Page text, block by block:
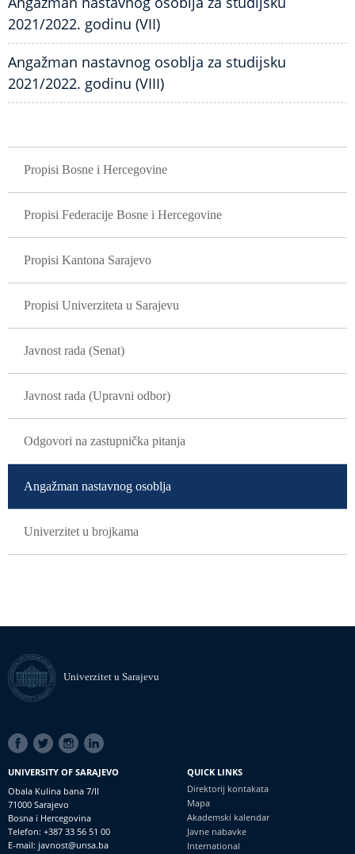
2021/2022. godinu (VII)
Angažman nastavnog osoblja za studijsku
2021/2022. godinu (VIII)
Propisi Bosne i Hercegovine
Propisi Federacije Bosne i Hercegovine
Propisi Kantona Sarajevo
Propisi Univerziteta u Sarajevu
Javnost rada (Senat)
Javnost rada (Upravni odbor)
Odgovori na zastupnička pitanja
Angažman nastavnog osoblja
Univerzitet u brojkama
Univerzitet u Sarajevu
SOCIAL
LINKS
UNIVERSITY OF SARAJEVO
Obala Kulina bana 7/II
71000 Sarajevo
Bosna i Hercegovina
Telefon: +387 33 56 51 00
E-mail: javnost@unsa.ba
QUICK LINKS
Direktorij kontakata
Mapa
Akademski kalendar
Javne nabavke
International